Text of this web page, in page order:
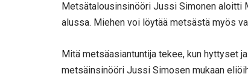
Metsätalousinsinööri Jussi Simonen aloitti
alussa. Miehen voi löytää metsästä myös
Mitä metsäasiantuntija tekee, kun hyttyset
metsäinsinööri Jussi Simosen mukaan